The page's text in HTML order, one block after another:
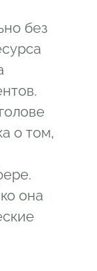
без
о том,
она